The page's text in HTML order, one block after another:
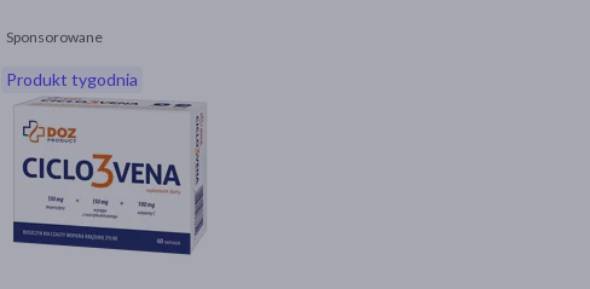
Sponsorowane
Produkt tygodnia